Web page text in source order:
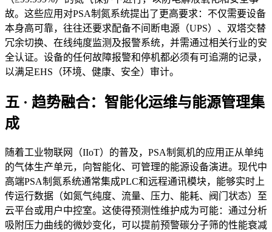
故。这些应用对PSA制氮系统提出了更高要求：不仅需要设备
本身高可靠，往往还要求配备不间断电源（UPS）、双塔交替
冗余切换、在线纯度监测及报警系统，并需通过相关行业的安
全认证。设备的任何故障报警和停机都必须有可追溯的记录，
以满足EHS（环境、健康、安全）审计。
五 · 趋势融合：智能化运维与能源管理集
成
随着工业物联网（IIoT）的普及，PSA制氮机的应用正从单纯
的气体生产单元，向智能化、可管理的能源设备演进。现代中
高端PSA制氮系统通常集成PLC和远程通讯模块，能够实时上
传运行数据（如氮气纯度、流量、压力、能耗、阀门状态）至
云平台或用户中控室。这使得预测性维护成为可能：通过分析
吸附压力曲线的微妙变化，可以提前预警碳分子筛的性能衰减